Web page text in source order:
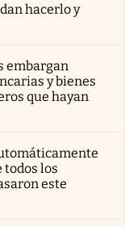
hacerlo y
embargan
y bienes
que hayan
todos los
este